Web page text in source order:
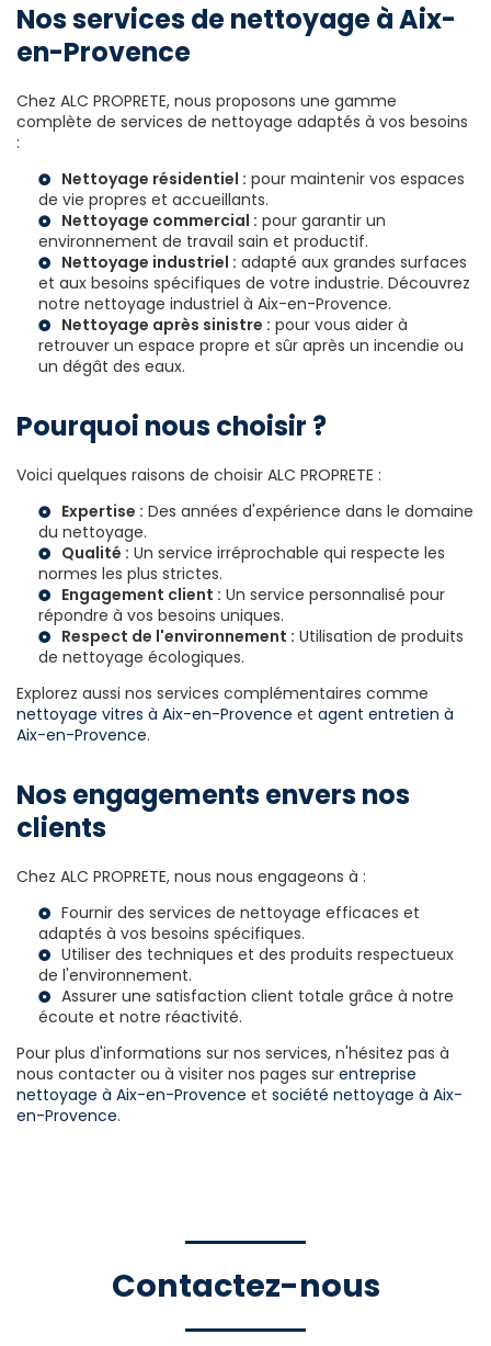
Nos services de nettoyage à Aix-
en-Provence
Chez ALC PROPRETE, nous proposons une gamme
complète de services de nettoyage adaptés à vos besoins
:
Nettoyage résidentiel : pour maintenir vos espaces
de vie propres et accueillants.
Nettoyage commercial : pour garantir un
environnement de travail sain et productif.
Nettoyage industriel : adapté aux grandes surfaces
et aux besoins spécifiques de votre industrie. Découvrez
notre nettoyage industriel à Aix-en-Provence.
Nettoyage après sinistre : pour vous aider à
retrouver un espace propre et sûr après un incendie ou
un dégât des eaux.
Pourquoi nous choisir ?
Voici quelques raisons de choisir ALC PROPRETE :
Expertise : Des années d'expérience dans le domaine
du nettoyage.
Qualité : Un service irréprochable qui respecte les
normes les plus strictes.
Engagement client : Un service personnalisé pour
répondre à vos besoins uniques.
Respect de l'environnement : Utilisation de produits
de nettoyage écologiques.
Explorez aussi nos services complémentaires comme
nettoyage vitres à Aix-en-Provence et agent entretien à
Aix-en-Provence.
Nos engagements envers nos
clients
Chez ALC PROPRETE, nous nous engageons à :
Fournir des services de nettoyage efficaces et
adaptés à vos besoins spécifiques.
Utiliser des techniques et des produits respectueux
de l'environnement.
Assurer une satisfaction client totale grâce à notre
écoute et notre réactivité.
Pour plus d'informations sur nos services, n'hésitez pas à
nous contacter ou à visiter nos pages sur entreprise
nettoyage à Aix-en-Provence et société nettoyage à Aix-
en-Provence.
Contactez-nous